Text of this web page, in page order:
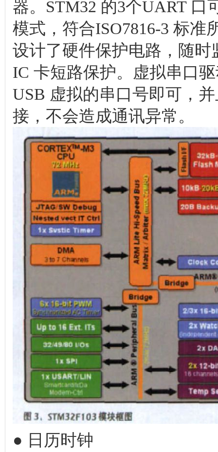
器。STM32 的3个UART
模式，符合ISO7816-3 标
设计了硬件保护电路，随
IC 卡短路保护。虚拟串口
USB 虚拟的串口号即可，
接，不会造成通讯异常。
● 日历时钟